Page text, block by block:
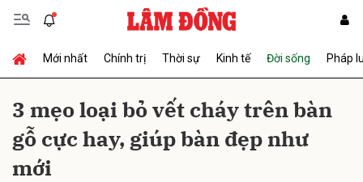
Mới nhất Chính trị Thời sự Kinh tế Đời sống Pháp
3 mẹo loại bỏ vết cháy trên bàn
gỗ cực hay, giúp bàn đẹp như
mới
Gửi bình luận